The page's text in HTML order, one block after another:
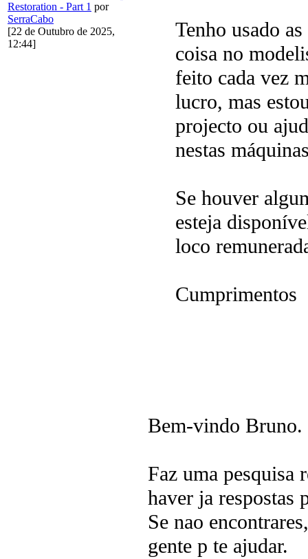
Restoration - Part 1 por
SerraCabo
[22 de Outubro de 2025,
12:44]
Tenho usado
coisa no
feito cada vez
lucro, mas
projecto ou
nestas
Se houver
esteja
loco
Cumprimentos
Bem-vindo Bruno.
Faz uma pesquisa
haver ja respostas
Se nao
gente p te ajudar.